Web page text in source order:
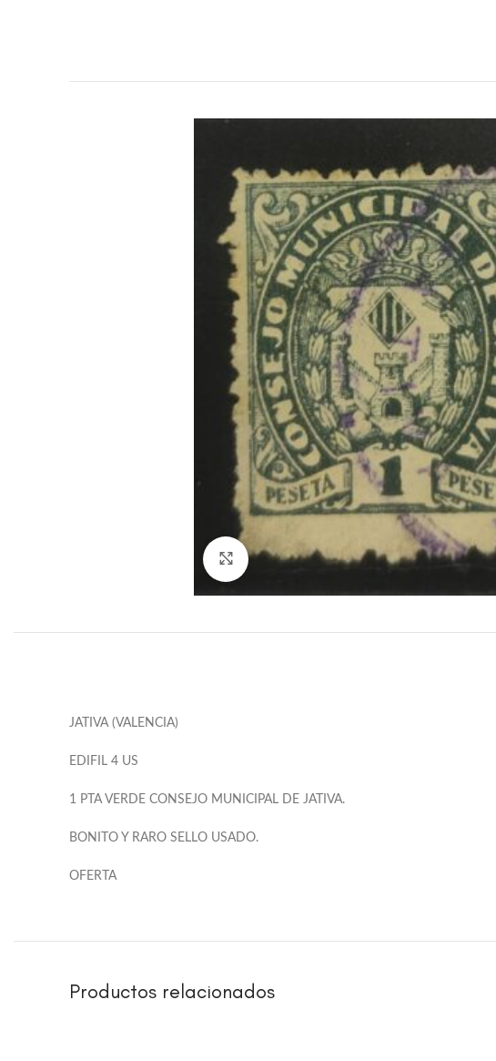
Click to enlarge
JATIVA (VALENCIA)
EDIFIL 4 US
1 PTA VERDE CONSEJO MUNICIPAL DE JATIVA.
BONITO Y RARO SELLO USADO.
OFERTA
Productos relacionados